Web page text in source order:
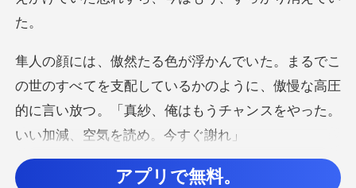
ログアウトします
検索
てを支配しているかのように、傲慢な高圧
的に言い放つ。「真紗
、抑えきれない怒
アプリで無料。